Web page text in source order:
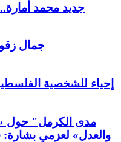
جديد محمد
جمال
إحياء للشخصية
والعدل» لعزمي بشارة: